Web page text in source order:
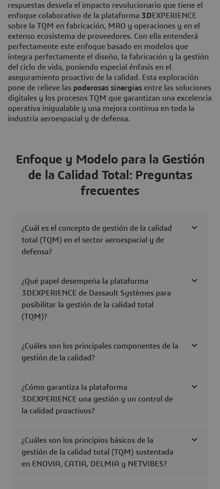
respuestas desvela el impacto revolucionario que tiene el
enfoque colaborativo de la plataforma 3DEXPERIENCE
sobre la TQM en fabricación, MRO y operaciones y en el
extenso ecosistema de proveedores. Con ella entenderá
perfectamente este enfoque basado en modelos que
integra perfectamente el diseño, la fabricación y la gestión
del ciclo de vida, poniendo especial énfasis en el
aseguramiento proactivo de la calidad. Esta exploración
pone de relieve las poderosas sinergias entre las soluciones
digitales y los procesos TQM que garantizan una excelencia
operativa inigualable y una mejora continua en toda la
industria aeroespacial y de defensa.
Enfoque y Modelo para la Gestión
de la Calidad Total: Preguntas
frecuentes
¿Cuál es el concepto de gestión de la calidad
total (TQM) en el sector aeroespacial y de
defensa?
¿Qué papel desempeña la plataforma
3DEXPERIENCE de Dassault Systèmes para
posibilitar la gestión de la calidad total
(TQM)?
¿Cuáles son los principales componentes de la
gestión de la calidad?
¿Cómo garantiza la plataforma
3DEXPERIENCE una gestión y un control de
la calidad proactivos?
¿Cuáles son los principios básicos de la
gestión de la calidad total (TQM) sustentada
en ENOVIA, CATIA, DELMIA y NETVIBES?